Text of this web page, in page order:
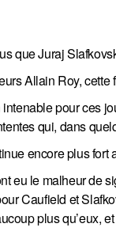
que Juraj
Allain Roy,
intenable pour ces
qui, dans
encore plus
eu le malheur de
Caufield et
plus qu’eux,